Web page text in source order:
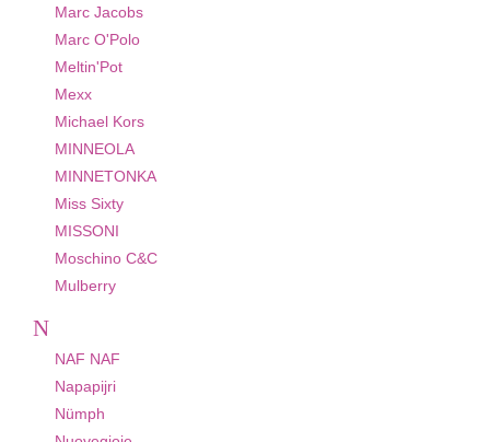
Marc Jacobs
Marc O'Polo
Meltin'Pot
Mexx
Michael Kors
MINNEOLA
MINNETONKA
Miss Sixty
MISSONI
Moschino C&C
Mulberry
N
NAF NAF
Napapijri
Nümph